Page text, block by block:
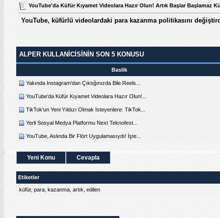
YouTube'da Küfür Kıyamet Videolara Hazır Olun! Artık Başlar Başlamaz
YouTube, küfürlü videolardaki para kazanma politikasını
ALPER KULLANICISININ SON 5 KONUSU
Baslik
Yakında Instagram'dan Çıktığınızda Bile Reels...
YouTube'da Küfür Kıyamet Videolara Hazır Olun!...
TikTok'un Yeni Yıldızı Olmak İsteyenlere: TikTok...
Yerli Sosyal Medya Platformu Next Teknofest...
YouTube, Aslında Bir Flört Uygulamasıydı! İşte...
Yeni Konu Cevapla
Etiketler
küfür, para kazanma artık edilen